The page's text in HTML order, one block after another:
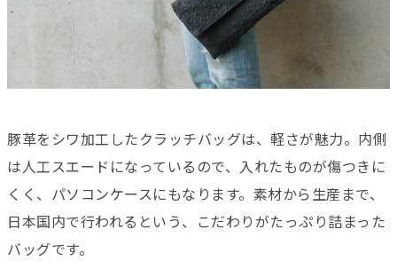
豚革をシワ加工したクラッチバッグは、軽さが魅力。内側
は人工スエードになっているので、入れたものが傷つきに
くく、パソコンケースにもなります。素材から生産まで、
日本国内で行われるという、こだわりがたっぷり詰まった
バッグです。